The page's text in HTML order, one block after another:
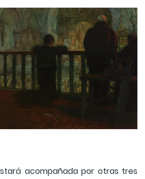
acompañada por otras tres